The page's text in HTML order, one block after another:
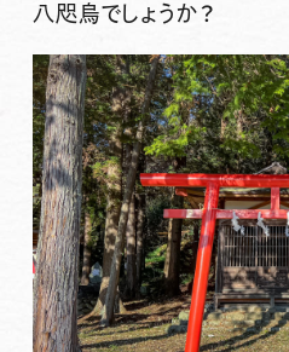
八咫烏でしょうか？